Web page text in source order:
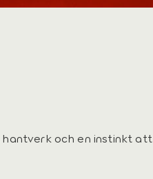
och en instinkt att